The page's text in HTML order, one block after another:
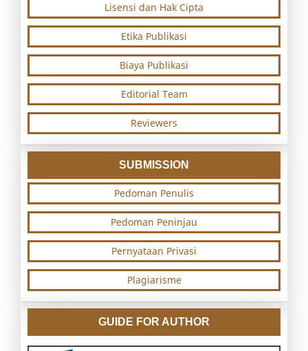
Lisensi dan Hak Cipta
Etika Publikasi
Biaya Publikasi
Editorial Team
Reviewers
SUBMISSION
Pedoman Penulis
Pedoman Peninjau
Pernyataan Privasi
Plagiarisme
GUIDE FOR AUTHOR